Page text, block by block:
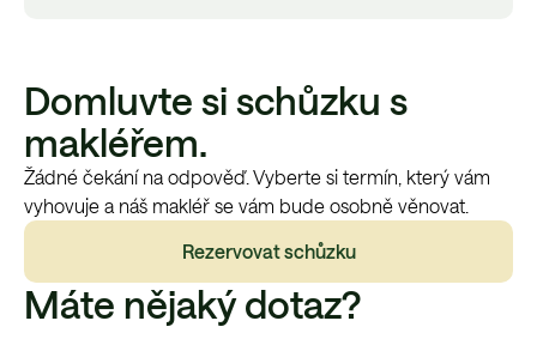
Domluvte si schůzku s
makléřem.
Žádné čekání na odpověď. Vyberte si termín, který vám
vyhovuje a náš makléř se vám bude osobně věnovat.
Rezervovat schůzku
Máte nějaký dotaz?